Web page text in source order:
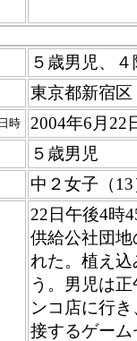
５歳男児、
東京都新宿区
時 2004年6月
５歳男児
中２女子（13
22日午後4時
供給公社団
れた。植え
う。男児は
ンコ店に行
接するゲー